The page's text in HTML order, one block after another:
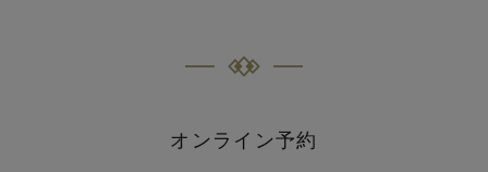
オンライン予約